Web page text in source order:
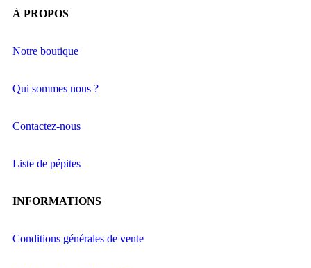
À PROPOS
Notre boutique
Qui sommes nous ?
Contactez-nous
Liste de pépites
INFORMATIONS
Conditions générales de vente